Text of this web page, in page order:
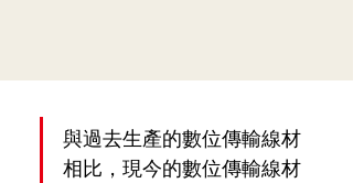
與過去生產的數位傳輸線材
相比，現今的數位傳輸線材